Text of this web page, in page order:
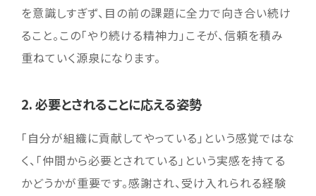
を意識しすぎず、目の前の課題に全力で向き合い続け
ること。この「やり続ける精神力」こそが、信頼を積み
重ねていく源泉になります。
2. 必要とされることに応える姿勢
「自分が組織に貢献してやっている」という感覚ではな
く、「仲間から必要とされている」という実感を持てる
かどうかが重要です。感謝され、受け入れられる経験